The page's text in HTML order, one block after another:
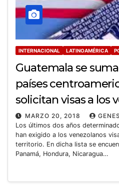
INTERNACIONAL LATINOAMÉRICA
Guatemala se
países
solicitan visas a los
MARZO 20, 2018
Los últimos dos años
han exigido a los venezolanos
territorio. En dicha lista se
Panamá, Hondura, Nicaragua…